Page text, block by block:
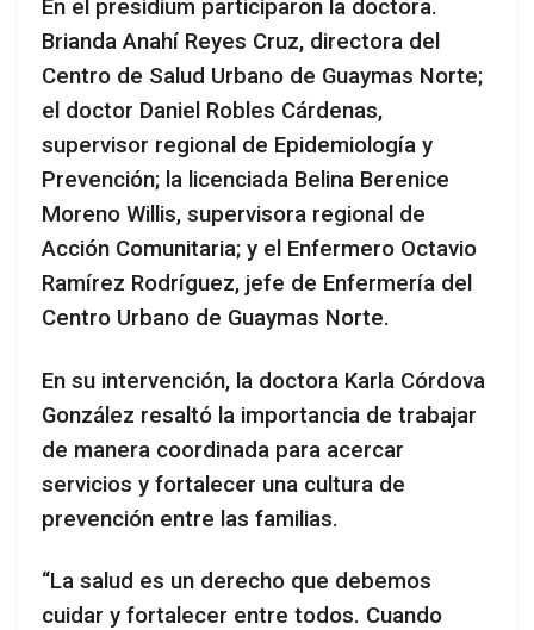
En el presidium participaron la doctora.
Brianda Anahí Reyes Cruz, directora del
Centro de Salud Urbano de Guaymas Norte;
el doctor Daniel Robles Cárdenas,
supervisor regional de Epidemiología y
Prevención; la licenciada Belina Berenice
Moreno Willis, supervisora regional de
Acción Comunitaria; y el Enfermero Octavio
Ramírez Rodríguez, jefe de Enfermería del
Centro Urbano de Guaymas Norte.
En su intervención, la doctora Karla Córdova
González resaltó la importancia de trabajar
de manera coordinada para acercar
servicios y fortalecer una cultura de
prevención entre las familias.
“La salud es un derecho que debemos
cuidar y fortalecer entre todos. Cuando